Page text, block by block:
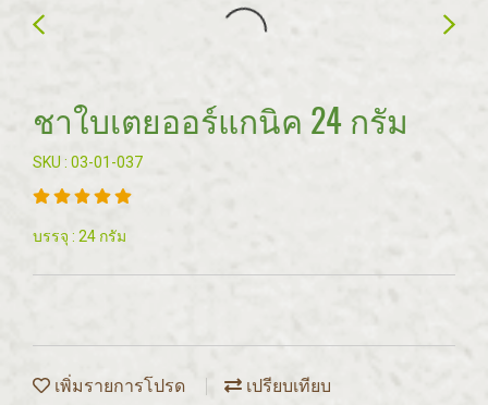
ชาใบเตยออร์แกนิค 24 กรัม
SKU : 03-01-037
บรรจุ : 24 กรัม
เพิ่มรายการโปรด เปรียบเทียบ